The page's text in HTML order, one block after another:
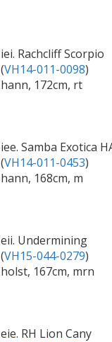
iei. Rachcliff Scorpio
(VH14-011-0098)
hann, 172cm, rt
iee. Samba Exotica
(VH14-011-0453)
hann, 168cm, m
eii. Undermining
(VH15-044-0279)
holst, 167cm, mrn
eie. RH Lion Cany